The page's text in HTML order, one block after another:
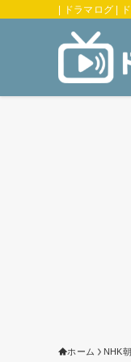
| ドラマログ |
ホーム NHK